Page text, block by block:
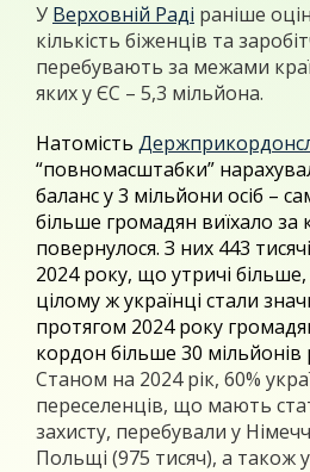
У Верховній Раді раніше
кількість біженців та
перебувають за межами
яких у ЄС – 5,3 мільйона.
Натомість
“повномасштабки”
баланс у 3 мільйони осіб –
більше громадян виїхало за
повернулося. З них 443
2024 року, що утричі
цілому ж українці стали
протягом 2024 року
кордон більше 30 мільйонів
Станом на 2024 рік, 60%
переселенців, що мають
захисту, перебували у
Польщі (975 тисяч), а також у